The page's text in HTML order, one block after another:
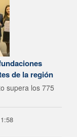
de la región
supera los 775